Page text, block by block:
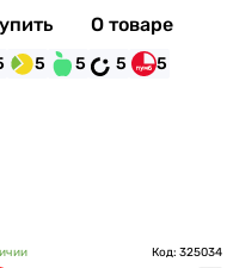
О товаре
5 5 5 5
Код: 325034